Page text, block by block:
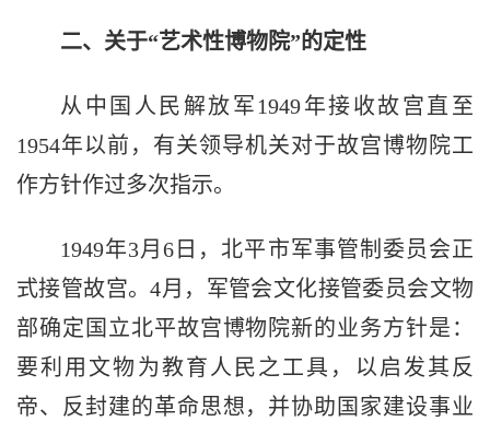
二、关于“艺术性博物院”的定性
从中国人民解放军1949年接收故宫直至
1954年以前，有关领导机关对于故宫博物院工
作方针作过多次指示。
1949年3月6日，北平市军事管制委员会正
式接管故宫。4月，军管会文化接管委员会文物
部确定国立北平故宫博物院新的业务方针是：
要利用文物为教育人民之工具，以启发其反
帝、反封建的革命思想，并协助国家建设事业